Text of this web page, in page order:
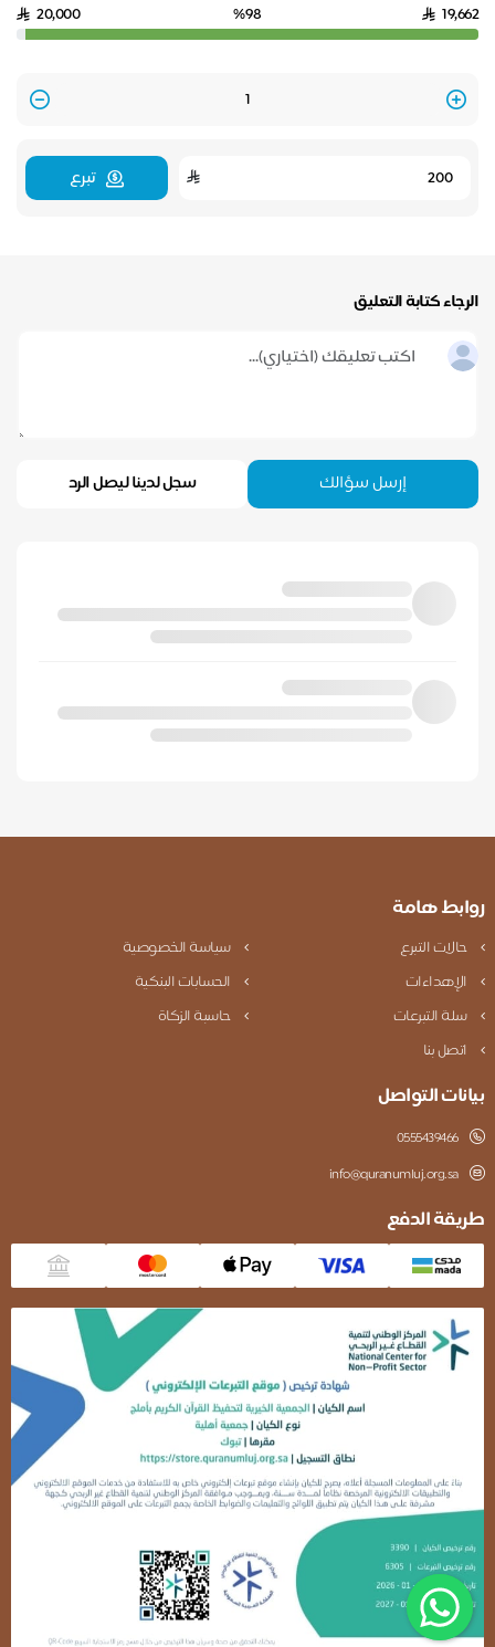
19,662
%98
20,000
Quantity
تبرع
الرجاء كتابة التعليق
إرسل سؤالك سجل لدينا ليصل الرد
روابط هامة
حالات التبرع
سياسة الخصوصية
الإهداءات
الحسابات البنكية
سلة التبرعات
حاسبة الزكاة
اتصل بنا
بيانات التواصل
0555439466
info@quranumluj.org.sa
طريقة الدفع